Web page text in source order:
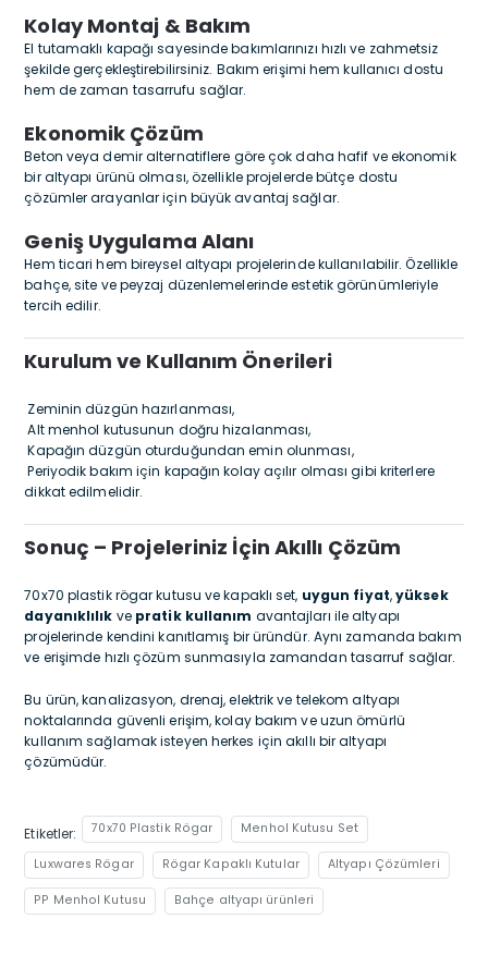
Kolay Montaj & Bakım
El tutamaklı kapağı sayesinde bakımlarınızı hızlı ve zahmetsiz
şekilde gerçekleştirebilirsiniz. Bakım erişimi hem kullanıcı dostu
hem de zaman tasarrufu sağlar.
Ekonomik Çözüm
Beton veya demir alternatiflere göre çok daha hafif ve ekonomik
bir altyapı ürünü olması, özellikle projelerde bütçe dostu
çözümler arayanlar için büyük avantaj sağlar.
Geniş Uygulama Alanı
Hem ticari hem bireysel altyapı projelerinde kullanılabilir. Özellikle
bahçe, site ve peyzaj düzenlemelerinde estetik görünümleriyle
tercih edilir.
Kurulum ve Kullanım Önerileri
Zeminin düzgün hazırlanması,
Alt menhol kutusunun doğru hizalanması,
Kapağın düzgün oturduğundan emin olunması,
Periyodik bakım için kapağın kolay açılır olması gibi kriterlere
dikkat edilmelidir.
Sonuç – Projeleriniz İçin Akıllı Çözüm
70x70 plastik rögar kutusu ve kapaklı set, uygun fiyat,yüksek
dayanıklılık ve pratik kullanım avantajları ile altyapı
projelerinde kendini kanıtlamış bir üründür. Aynı zamanda bakım
ve erişimde hızlı çözüm sunmasıyla zamandan tasarruf sağlar.
Bu ürün, kanalizasyon, drenaj, elektrik ve telekom altyapı
noktalarında güvenli erişim, kolay bakım ve uzun ömürlü
kullanım sağlamak isteyen herkes için akıllı bir altyapı
çözümüdür.
Etiketler: 70x70 Plastik Rögar Menhol Kutusu Set
Luxwares Rögar Rögar Kapaklı Kutular Altyapı Çözümleri
PP Menhol Kutusu Bahçe altyapı ürünleri